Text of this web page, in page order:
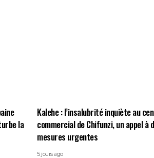
la
Kalehe : l’insalubrité inquiète au
commercial de Chifunzi, un appel à
mesures urgentes
5 jours ago